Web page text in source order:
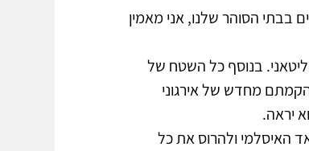
בבתי הסוהר שלנו, אני מאמין
בנוסף כל השטח של
מחדש של אירגוני
יראה.
האיסלמי ולהרוס את כל